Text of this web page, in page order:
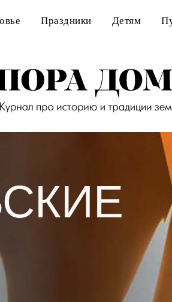
Праздники Детям